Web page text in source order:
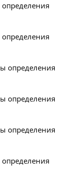
определения
определения
определения